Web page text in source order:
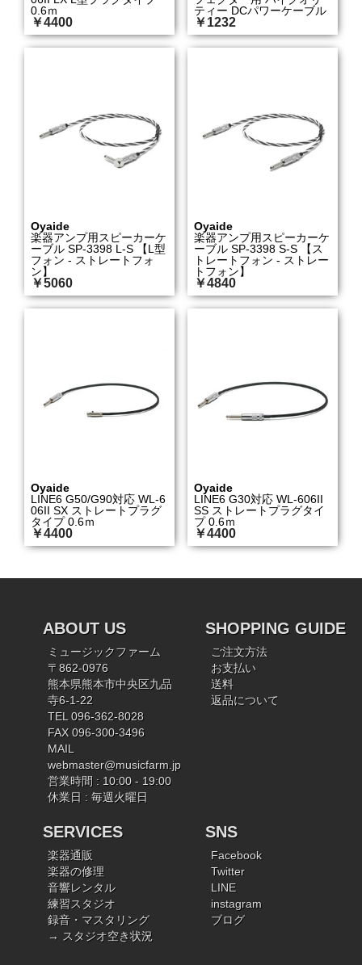
0.6ｍ
￥4400
ティー DCパワーケーブル
￥1232
Oyaide
楽器アンプ用スピーカーケ
ーブル SP-3398 L-S 【L型
フォン - ストレートフォ
ン】
￥5060
Oyaide
楽器アンプ用スピーカーケ
ーブル SP-3398 S-S 【ス
トレートフォン - ストレー
トフォン】
￥4840
Oyaide
LINE6 G50/G90対応 WL-6
06II SX ストレートプラグ
タイプ 0.6ｍ
￥4400
Oyaide
LINE6 G30対応 WL-606II
SS ストレートプラグタイ
プ 0.6ｍ
￥4400
ABOUT US
ミュージックファーム
〒862-0976
熊本県熊本市中央区九品
寺6-1-22
TEL 096-362-8028
FAX 096-300-3496
MAIL
webmaster@musicfarm.jp
営業時間 : 10:00 - 19:00
休業日 : 毎週火曜日
SHOPPING GUIDE
ご注文方法
お支払い
送料
返品について
SERVICES
楽器通販
楽器の修理
音響レンタル
練習スタジオ
録音・マスタリング
→ スタジオ空き状況
SNS
Facebook
Twitter
LINE
instagram
ブログ